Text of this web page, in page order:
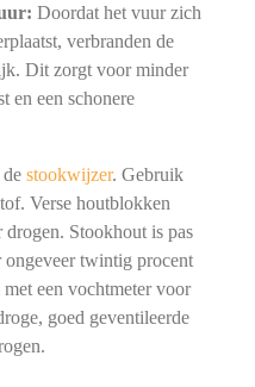
Doordat het vuur zich
verbranden de
Dit zorgt voor minder
en een schonere
stookwijzer. Gebruik
Verse houtblokken
drogen. Stookhout is pas
ongeveer twintig procent
een vochtmeter voor
goed geventileerde